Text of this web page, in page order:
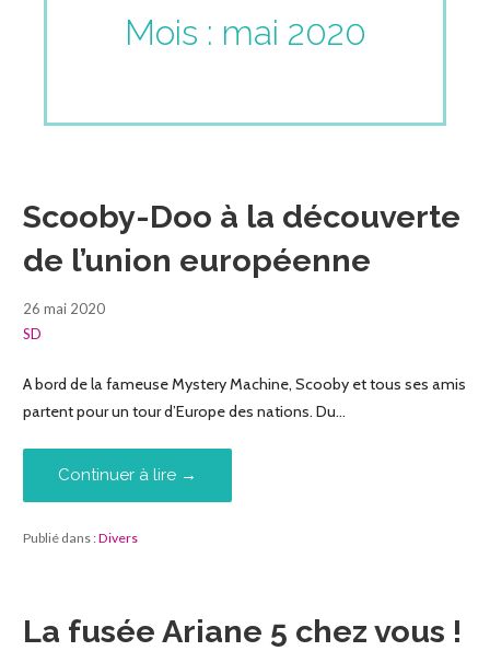
Mois : mai 2020
Scooby-Doo à la découverte
de l’union européenne
26 mai 2020
SD
A bord de la fameuse Mystery Machine, Scooby et tous ses amis
partent pour un tour d’Europe des nations. Du…
Continuer à lire →
Publié dans :Divers
La fusée Ariane 5 chez vous !